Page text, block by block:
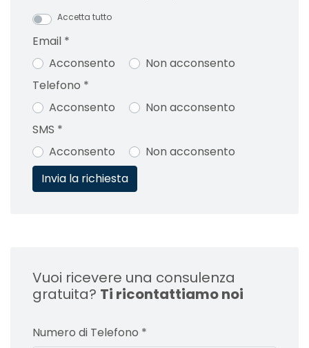
Accetta tutto
Email *
Acconsento
Non acconsento
Telefono *
Acconsento
Non acconsento
SMS *
Acconsento
Non acconsento
Vuoi ricevere una consulenza
gratuita? Ti ricontattiamo noi
Numero di Telefono *